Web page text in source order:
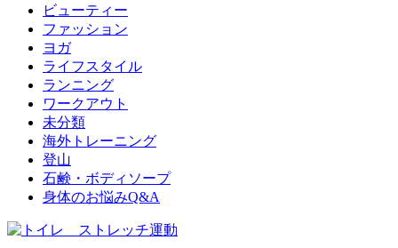
ビューティー
ファッション
ヨガ
ライフスタイル
ランニング
ワークアウト
未分類
海外トレーニング
登山
石鹸・ボディソープ
身体のお悩みQ&A